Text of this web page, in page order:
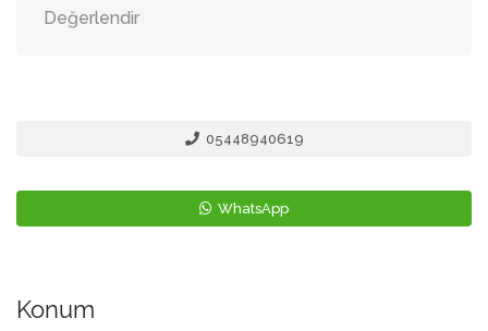
Değerlendir
05448940619
WhatsApp
Konum